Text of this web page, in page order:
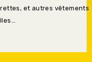
et autres vêtements